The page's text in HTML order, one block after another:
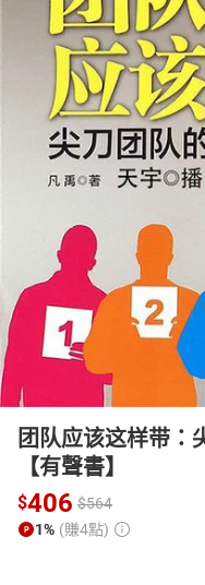
居家生活 3C家
女裝 男裝
日本購物 電子/紙
HOT
团队应该这样带：
【有聲書】
$406 $564
1% (賺4點)